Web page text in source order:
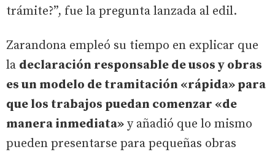
trámite?”, fue la pregunta lanzada al edil.
Zarandona empleó su tiempo en explicar que
la declaración responsable de usos y obras
es un modelo de tramitación «rápida» para
que los trabajos puedan comenzar «de
manera inmediata» y añadió que lo mismo
pueden presentarse para pequeñas obras